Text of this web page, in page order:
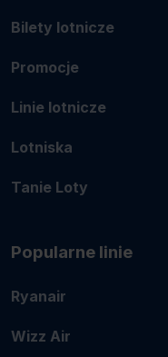
Bilety lotnicze
Promocje
Linie lotnicze
Lotniska
Tanie Loty
Popularne linie
Ryanair
Wizz Air